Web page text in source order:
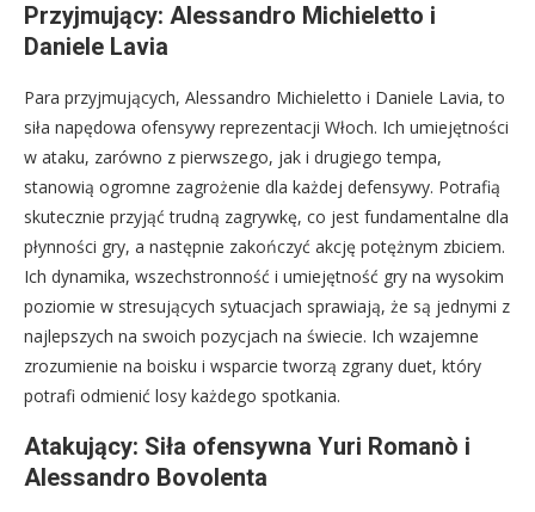
Przyjmujący: Alessandro Michieletto i
Daniele Lavia
Para przyjmujących, Alessandro Michieletto i Daniele Lavia, to
siła napędowa ofensywy reprezentacji Włoch. Ich umiejętności
w ataku, zarówno z pierwszego, jak i drugiego tempa,
stanowią ogromne zagrożenie dla każdej defensywy. Potrafią
skutecznie przyjąć trudną zagrywkę, co jest fundamentalne dla
płynności gry, a następnie zakończyć akcję potężnym zbiciem.
Ich dynamika, wszechstronność i umiejętność gry na wysokim
poziomie w stresujących sytuacjach sprawiają, że są jednymi z
najlepszych na swoich pozycjach na świecie. Ich wzajemne
zrozumienie na boisku i wsparcie tworzą zgrany duet, który
potrafi odmienić losy każdego spotkania.
Atakujący: Siła ofensywna Yuri Romanò i
Alessandro Bovolenta